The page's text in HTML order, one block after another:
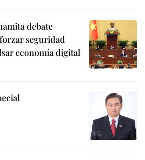
debate
seguridad
economía digital